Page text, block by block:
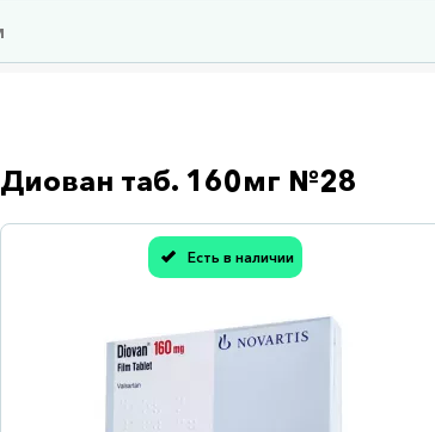
Диован таб. 160мг №28
Есть в наличии
Спасибо, мы учли Вашу оценку!